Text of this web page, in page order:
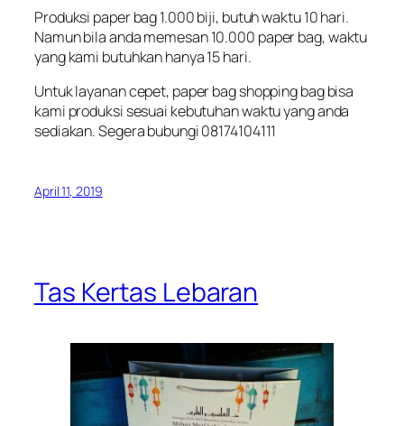
Produksi paper bag 1.000 biji, butuh waktu 10 hari.
Namun bila anda memesan 10.000 paper bag, waktu
yang kami butuhkan hanya 15 hari.
Untuk layanan cepet, paper bag shopping bag bisa
kami produksi sesuai kebutuhan waktu yang anda
sediakan. Segera bubungi 08174104111
April 11, 2019
Tas Kertas Lebaran